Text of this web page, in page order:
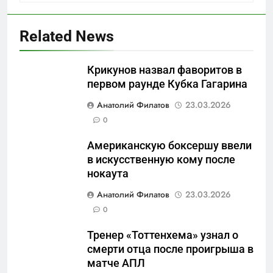
Related News
Крикунов назвал фаворитов в
первом раунде Кубка Гагарина
Анатолий Филатов
23.03.2026
0
Американскую боксершу ввели
в искусственную кому после
нокаута
Анатолий Филатов
23.03.2026
0
Тренер «Тоттенхема» узнал о
смерти отца после проигрыша в
матче АПЛ
Что происходит в
военные изымают спирт «для
защиты Отечества»
САНКТ-ПЕТЕРБУРГ И ОБЛАСТЬ
«500-тонный беспилотник»
или очередная показуха? Что
САНКТ-ПЕТЕРБУРГ И ОБЛАСТЬ